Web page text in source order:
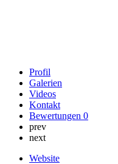
Profil
Galerien
Videos
Kontakt
Bewertungen 0
prev
next
Website